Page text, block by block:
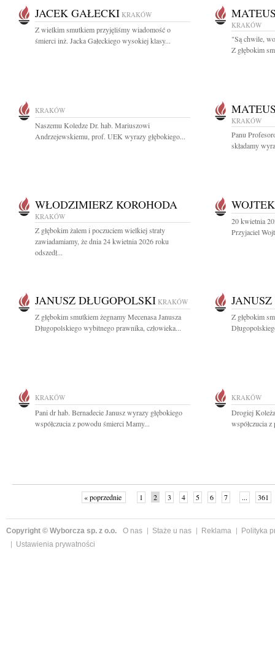
JACEK GAŁECKI KRAKÓW
Z wielkim smutkiem przyjęliśmy wiadomość o
śmierci inż. Jacka Gałeckiego wysokiej klasy...
KRAKÓW
"Są chwile,
Z głębokim
KRAKÓW
Naszemu Koledze Dr. hab. Mariuszowi
Andrzejewskiemu, prof. UEK wyrazy głębokiego...
KRAKÓW
Panu
składamy
WŁODZIMIERZ KOROHODA
KRAKÓW
Z głębokim żalem i poczuciem wielkiej straty
zawiadamiamy, że dnia 24 kwietnia 2026 roku
odszedł...
20 kwietnia
Przyjaciel
JANUSZ DŁUGOPOLSKI KRAKÓW
Z głębokim smutkiem żegnamy Mecenasa Janusza
Długopolskiego wybitnego prawnika, człowieka...
Z głębokim
KRAKÓW
Pani dr hab. Bernadecie Janusz wyrazy głębokiego
współczucia z powodu śmierci Mamy...
KRAKÓW
Drogiej
współczucia
« poprzednie 1 2 3 4 5 6 7 ... 361
Copyright © Wyborcza sp. z o.o. O nas Staże u nas Reklama
Polityka
Ustawienia prywatności